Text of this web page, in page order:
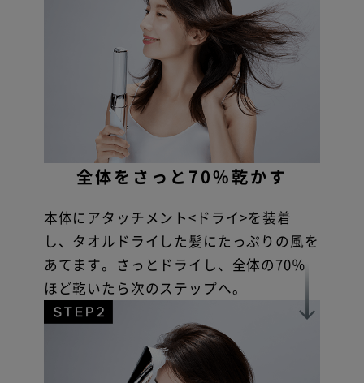
全体をさっと70%乾かす
本体にアタッチメント<ドライ>を装着
し、タオルドライした髪にたっぷりの風を
あてます。さっとドライし、全体の70％
ほど乾いたら次のステップへ。